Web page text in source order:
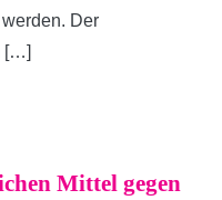
Der
[…]
Mittel gegen